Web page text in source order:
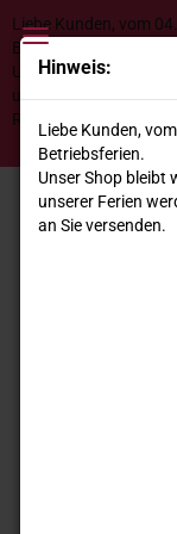
Hinweis:
Liebe Kunden,
Betriebsferien.
Unser Shop bleibt
unserer Ferien
an Sie versenden.
Liebe Kunden, vom
Betriebsferien.
Unser Shop bleibt
unserer Ferien
Rückkehr an Sie
Roero Arneis
*